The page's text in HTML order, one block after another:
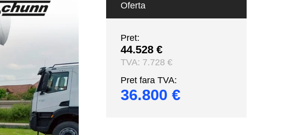
Oferta
Pret:
44.528 €
TVA: 7.728 €
Pret fara TVA:
36.800 €